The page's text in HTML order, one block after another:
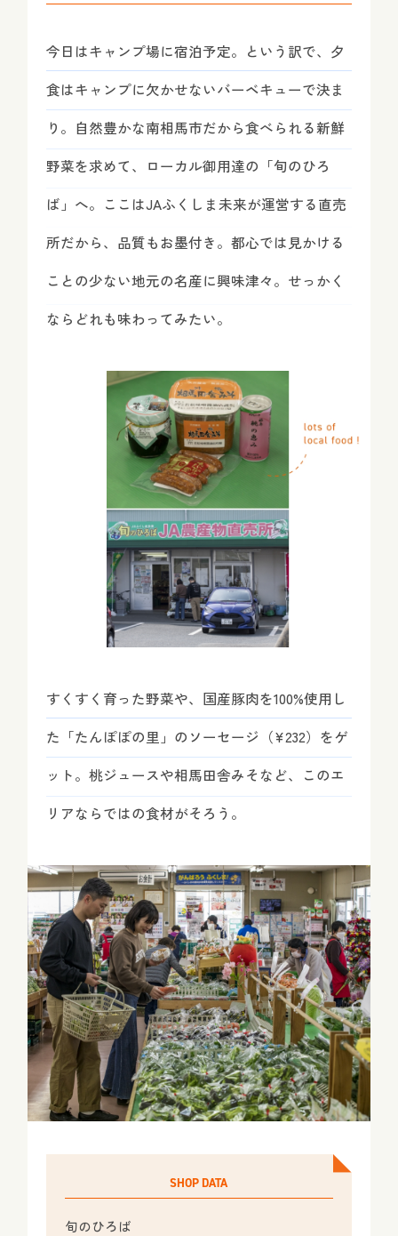
今日はキャンプ場に宿泊予定。という訳で、夕
食はキャンプに欠かせないバーベキューで決ま
り。自然豊かな南相馬市だから食べられる新鮮
野菜を求めて、ローカル御用達の「旬のひろ
ば」へ。ここはJAふくしま未来が運営する直売
所だから、品質もお墨付き。都心では見かける
ことの少ない地元の名産に興味津々。せっかく
ならどれも味わってみたい。
すくすく育った野菜や、国産豚肉を100%使用し
た「たんぽぽの里」のソーセージ（¥232）をゲ
ット。桃ジュースや相馬田舎みそなど、このエ
リアならではの食材がそろう。
SHOP DATA
旬のひろば